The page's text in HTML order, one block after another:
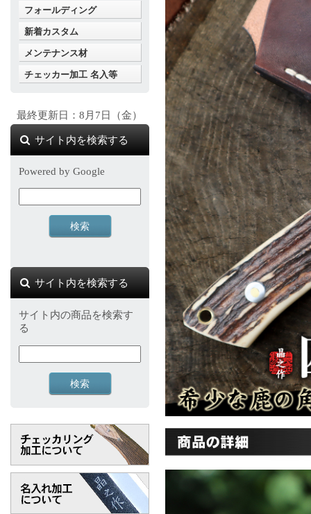
フォールディング
新着カスタム
メンテナンス材
チェッカー加工 名入等
最終更新日：8月7日（金）
サイト内を検索する
Powered by Google
サイト内を検索する
サイト内の商品を検索す
る